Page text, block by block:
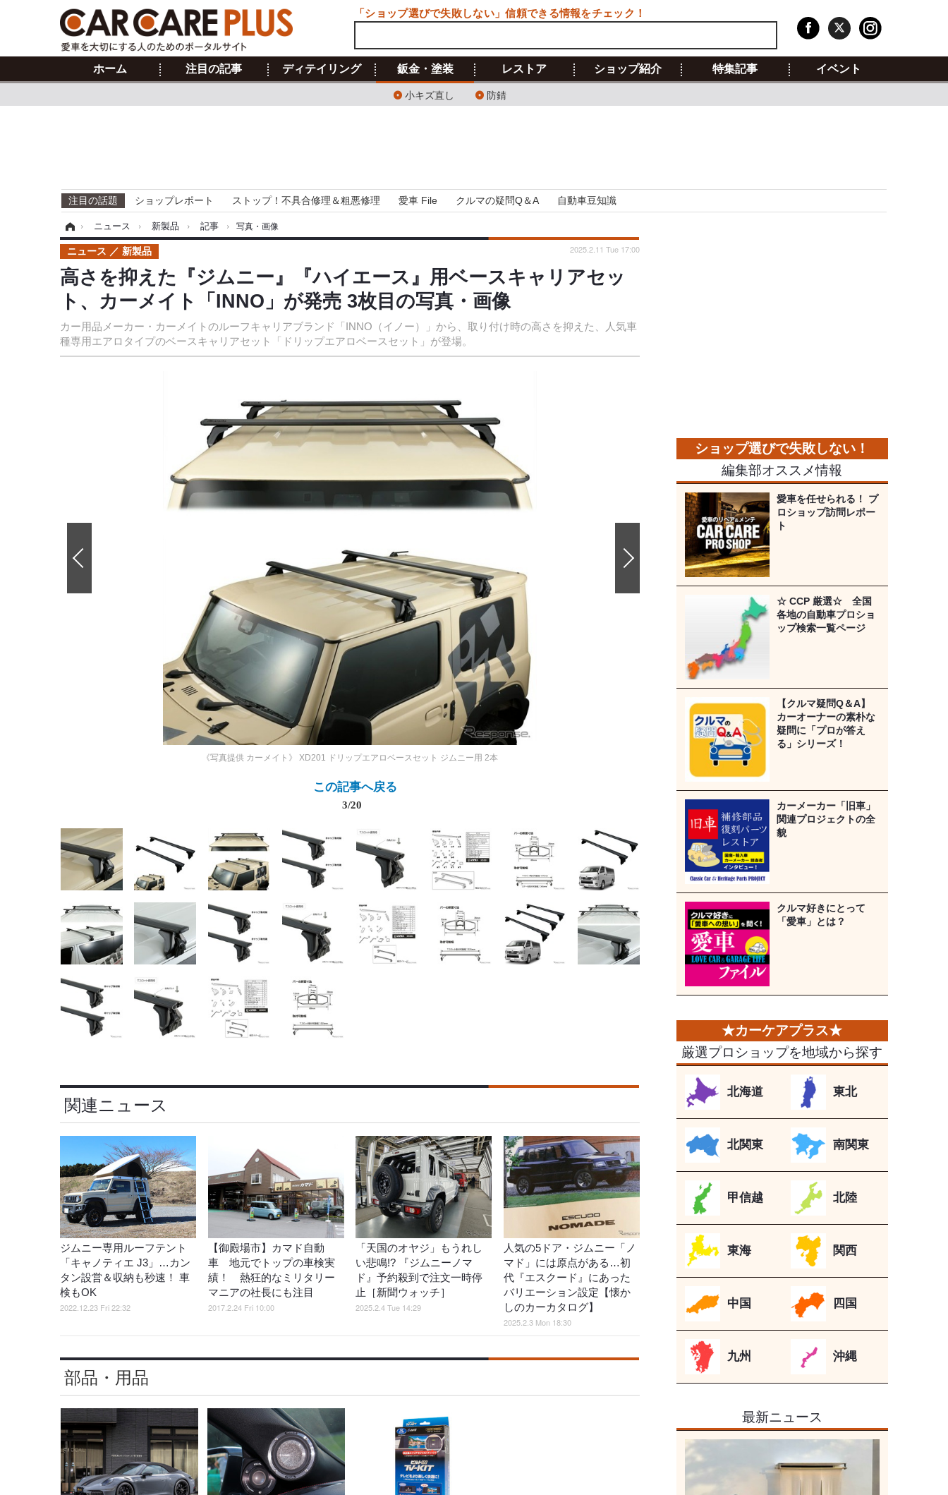
ホーム 注目の記事 ディテイリング 鈑金・塗装
小キズ直し 防錆
レストア ショップ紹介 特集記事 イベント
注目の話題 ショップレポート ストップ！不具合修理＆粗悪修理 愛車 File クルマの疑問Q＆A 自動車豆知識
› ニュース › 新製品 › 記事 › 写真・画像
高さを抑えた『ジムニー』『ハイエース』用ベースキャリアセッ
ト、カーメイト「INNO」が発売 3枚目の写真・画像
カー用品メーカー・カーメイトのルーフキャリアブランド「INNO（イノー）」から、取り付け時の高さを抑えた、人気車
種専用エアロタイプのベースキャリアセット「ドリップエアロベースセット」が登場。
ニュース 新製品 2025.2.11 Tue 17:00
《写真提供 カーメイト》 XD201 ドリップエアロベースセット ジムニー用 2本
この記事へ戻る
3/20
関連ニュース
ジムニー専用ルーフテント
「キャノティエ J3」…カン
タン設営＆収納も秒速！ 車
検もOK
2022.12.23 Fri 22:32
【御殿場市】カマド自動
車 地元でトップの車検実
績！ 熱狂的なミリタリー
マニアの社長にも注目
2017.2.24 Fri 10:00
「天国のオヤジ」もうれし
い悲鳴!? 『ジムニーノマ
ド』予約殺到で注文一時停
止［新聞ウォッチ］
2025.2.4 Tue 14:29
人気の5ドア・ジムニー「ノ
マド」には原点がある…初
代『エスクード』にあった
バリエーション設定【懐か
しのカーカタログ】
2025.2.3 Mon 18:30
部品・用品
編集部オススメ情報
愛車を任せられる！ プ
ロショップ訪問レポー
ト
☆ CCP 厳選☆ 全国
各地の自動車プロショ
ップ検索一覧ページ
【クルマ疑問Q＆A】
カーオーナーの素朴な
疑問に「プロが答え
る」シリーズ！
カーメーカー「旧車」
関連プロジェクトの全
貌
クルマ好きにとって
「愛車」とは？
厳選プロショップを地域から探す
北海道 東北
北関東 南関東
甲信越 北陸
東海 関西
中国 四国
九州 沖縄
最新ニュース
「ショップ選びで失敗しない」信頼できる情報をチェック！